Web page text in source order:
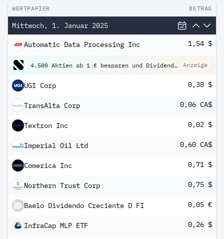
WERTPAPIER BETRAG
Mittwoch, 1. Januar 2025
Automatic Data Processing Inc 1,54 $
4.500 Aktien ab 1 € besparen und Dividenden automatisch reinvestieren Anzeige
UGI Corp 0,38 $
TransAlta Corp 0,06 CA$
Textron Inc 0,02 $
Imperial Oil Ltd 0,60 CA$
Comerica Inc 0,71 $
Northern Trust Corp 0,75 $
Baelo Dividendo Creciente D FI 0,05 €
InfraCap MLP ETF 0,26 $